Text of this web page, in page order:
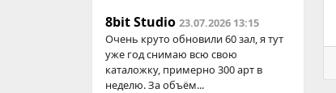
8bit Studio 23.07.2026 13:15
Очень круто обновили 60 зал, я тут
уже год снимаю всю свою
каталожку, примерно 300 арт в
неделю. За объём...